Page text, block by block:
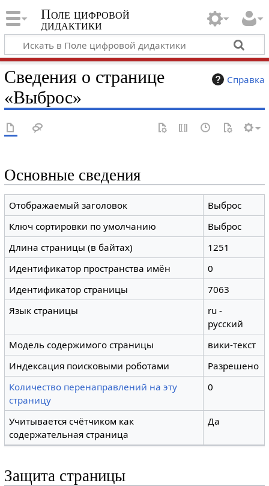
Поле цифровой
дидактики
Справка
Сведения о странице
«Выброс»
Основные сведения
Отображаемый заголовок
Выброс
Ключ сортировки по умолчанию
Выброс
Длина страницы (в байтах)
1251
Идентификатор пространства имён
0
Идентификатор страницы
7063
Язык страницы
ru -
русский
Модель содержимого страницы
вики-текст
Индексация поисковыми роботами
Разрешено
Количество перенаправлений на эту
страницу
0
Учитывается счётчиком как
содержательная страница
Да
Защита страницы